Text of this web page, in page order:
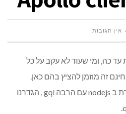
אין תגובות
עד כה, ומי שעוד לא עקב על כל
זה מוזמן להציץ בהם כאן.
לסיכום מה שעשינו זה צד שרת ב nodejs עם הרבה gql , הגדרנו